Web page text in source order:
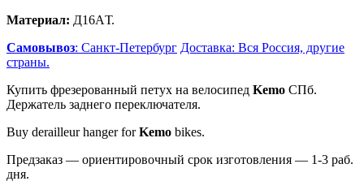
Материал: Д16AТ.
Самовывоз: Санкт-Петербург Доставка: Вся Россия, другие
страны.
Купить фрезерованный петух на велосипед Kemo СПб.
Держатель заднего переключателя.
Buy derailleur hanger forKemo bikes.
Предзаказ — ориентировочный срок изготовления — 1-3 раб.
дня.